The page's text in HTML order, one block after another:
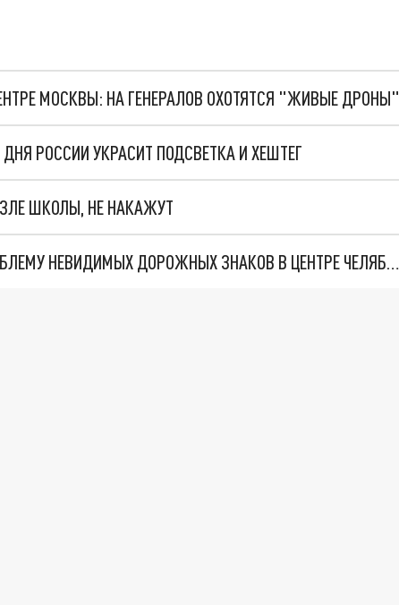
МОСКВЫ: НА ГЕНЕРАЛОВ ОХОТЯТСЯ "ЖИВЫЕ ДРОНЫ"
РОССИИ УКРАСИТ ПОДСВЕТКА И ХЕШТЕГ
ШКОЛЫ, НЕ НАКАЖУТ
В ПОЛИЦИИ ОТРЕАГИРОВАЛИ НА ПРОБЛЕМУ НЕВИДИМЫХ ДОРОЖНЫХ ЗНАКОВ В ЦЕНТРЕ ЧЕЛЯБИНСКА